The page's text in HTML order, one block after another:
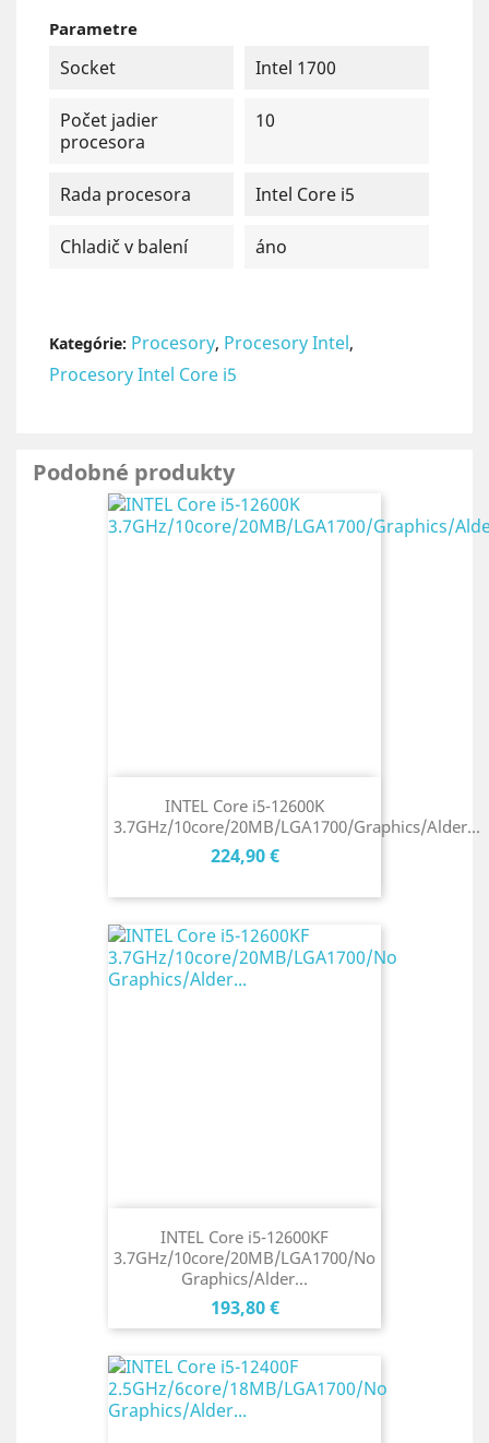
Parametre
Socket Intel 1700
Počet jadier
procesora
10
Rada procesora Intel Core i5
Chladič v balení áno
Kategórie: Procesory, Procesory Intel,
Procesory Intel Core i5
Podobné produkty
INTEL Core i5-12600K
3.7GHz/10core/20MB/LGA1700/Graphics/Alder...
Cena
224,90 €
INTEL Core i5-12600KF
3.7GHz/10core/20MB/LGA1700/No
Graphics/Alder...
Cena
193,80 €